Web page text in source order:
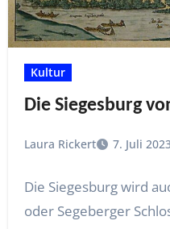
Kultur
Die Siegesburg
Laura Rickert 7. Juli
Die Siegesburg wird
oder Segeberger